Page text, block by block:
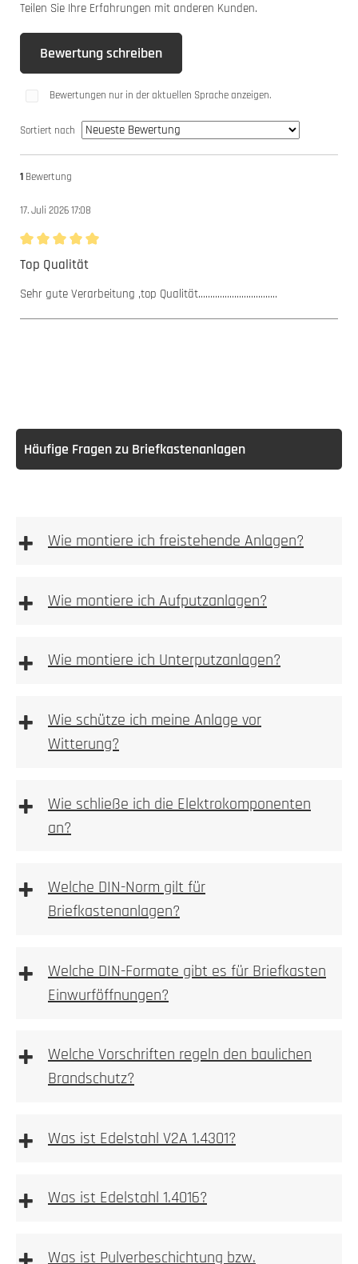
Teilen Sie Ihre Erfahrungen mit anderen Kunden.
Bewertung schreiben
Bewertungen nur in der aktuellen Sprache anzeigen.
Sortiert nach
1 Bewertung
17. Juli 2026 17:08
Bewertung mit 5 von 5 Sternen
Top Qualität
Sehr gute Verarbeitung ,top Qualität.................................
Häufige Fragen zu Briefkastenanlagen
+ Wie montiere ich freistehende Anlagen?
+ Wie montiere ich Aufputzanlagen?
1. Prüfen
2. Ausmessen
+ Wie montiere ich Unterputzanlagen?
+
Wie schütze ich meine Anlage vor
Witterung?
+
Wie schließe ich die Elektrokomponenten
an?
Wir empfehlen die Elektroinstallation aber immer
bzw. Videoanlagen immer auf die vom Hersteller
beigelegte Betriebsanleitung!
+
Welche DIN-Norm gilt für
Briefkastenanlagen?
+
Welche DIN-Formate gibt es für Briefkasten
Einwurföffnungen?
+
Welche Vorschriften regeln den baulichen
Brandschutz?
+ Was ist Edelstahl V2A 1.4301?
+ Was ist Edelstahl 1.4016?
Was ist Pulverbeschichtung bzw.